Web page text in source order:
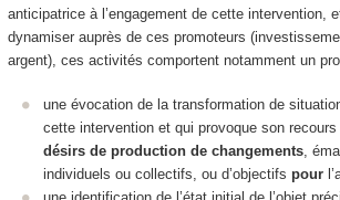
anticipatrice à l’engagement de cette intervention,
dynamiser auprès de ces promoteurs
argent), ces activités comportent notamment un
une évocation de la transformation de
cette intervention et qui provoque son
désirs de production de changements,
individuels ou collectifs, ou d’objectifs pour